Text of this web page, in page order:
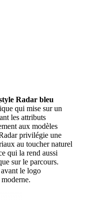
Radar bleu
qui mise sur un
les attributs
aux modèles
privilégie une
au toucher naturel
qui la rend aussi
sur le parcours.
le logo